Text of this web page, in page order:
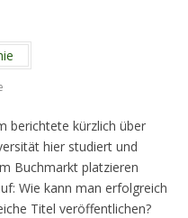
berichtete kürzlich über
hier studiert und
Buchmarkt platzieren
Wie kann man erfolgreich
Titel veröffentlichen?